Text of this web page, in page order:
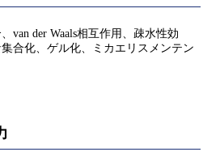
van der Waals相互作用、疎水性効
合化、ゲル化、ミカエリスメンテン